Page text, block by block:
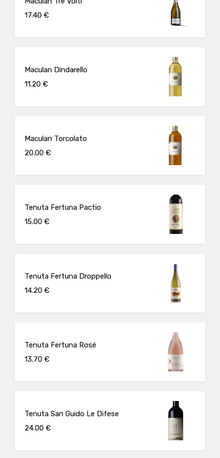
17.40 €
Maculan Dindarello
11.20 €
Maculan Torcolato
20.00 €
Tenuta Fertuna Pactio
15.00 €
Tenuta Fertuna Droppello
14.20 €
Tenuta Fertuna Rosé
13.70 €
Tenuta San Guido Le Difese
24.00 €